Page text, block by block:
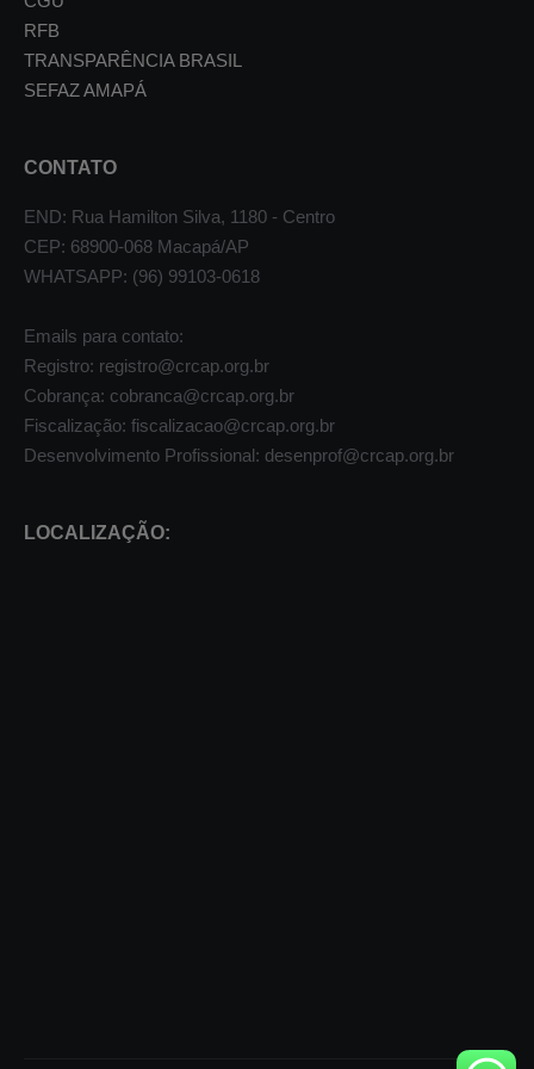
RFB
TRANSPARÊNCIA BRASIL
SEFAZ AMAPÁ
CONTATO
END: Rua Hamilton Silva, 1180 - Centro
CEP: 68900-068 Macapá/AP
WHATSAPP: (96) 99103-0618
Emails para contato:
Registro: registro@crcap.org.br
Cobrança: cobranca@crcap.org.br
Fiscalização: fiscalizacao@crcap.org.br
Desenvolvimento Profissional: desenprof@crcap.org.br
LOCALIZAÇÃO: